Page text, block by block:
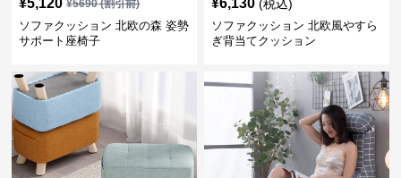
¥5,120 ¥5690(割引前)
ソファクッション 北欧の森 姿勢
サポート座椅子
¥6,130 (税込)
ソファクッション 北欧風やすら
ぎ背当てクッション